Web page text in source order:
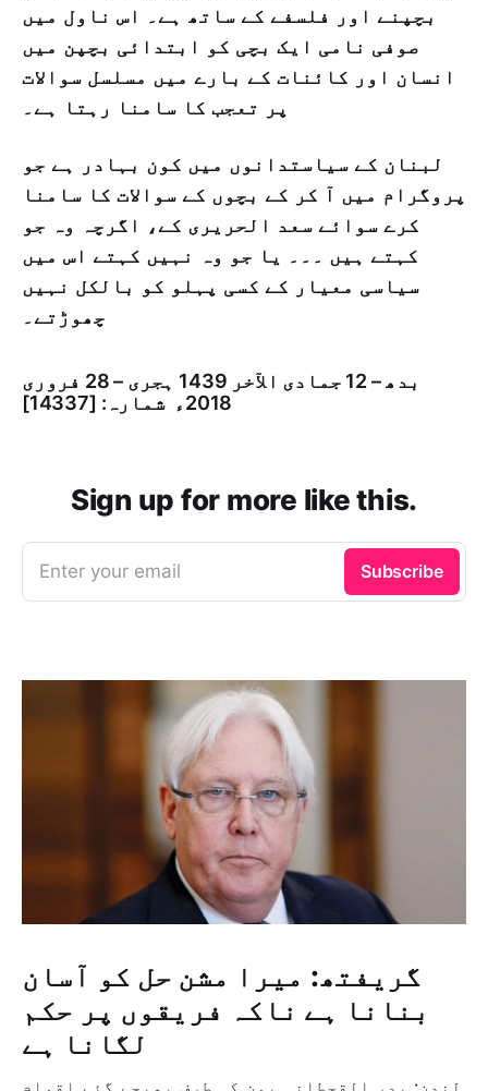
بچپنے اور فلسفے کے ساتھ ہے۔ اس ناول میں
صوفی نامی ایک بچی کو ابتدائی بچپن میں
انسان اور کائنات کے بارے میں مسلسل سوالات
پر تعجب کا سامنا رہتا ہے۔
لبنان کے سیاستدانوں میں کون بہادر ہے جو
پروگرام میں آ کر کے بچوں کے سوالات کا سامنا
کرے سوائے سعد الحریری کے، اگرچہ وہ جو
کہتے ہیں ۔۔۔ یا جو وہ نہیں کہتے اس میں
سیاسی معیار کے کسی پہلو کو بالکل نہیں
چھوڑتے۔
بدھ – 12 جمادى الآخر 1439 ہجری – 28 فروری
2018ء شمارہ: [14337]
Sign up for more like this.
Enter your email Subscribe
گریفتھ: میرا مشن حل کو آسان
بنانا ہے ناکہ فریقوں پر حکم
لگانا ہے